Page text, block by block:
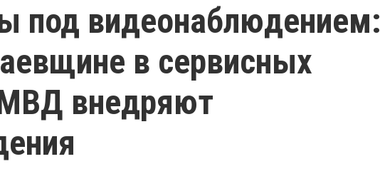
под видеонаблюдением:
в сервисных
внедряют